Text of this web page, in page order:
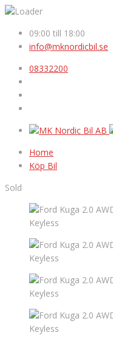
09:00 till 18:00
info@mknordicbil.se
08332200
Home
Köp Bil
Sold